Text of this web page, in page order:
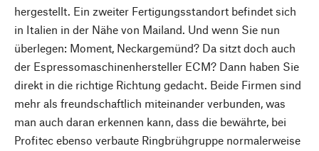
hergestellt. Ein zweiter Fertigungsstandort befindet sich
in Italien in der Nähe von Mailand. Und wenn Sie nun
überlegen: Moment, Neckargemünd? Da sitzt doch auch
der Espressomaschinenhersteller ECM? Dann haben Sie
direkt in die richtige Richtung gedacht. Beide Firmen sind
mehr als freundschaftlich miteinander verbunden, was
man auch daran erkennen kann, dass die bewährte, bei
Profitec ebenso verbaute Ringbrühgruppe normalerweise